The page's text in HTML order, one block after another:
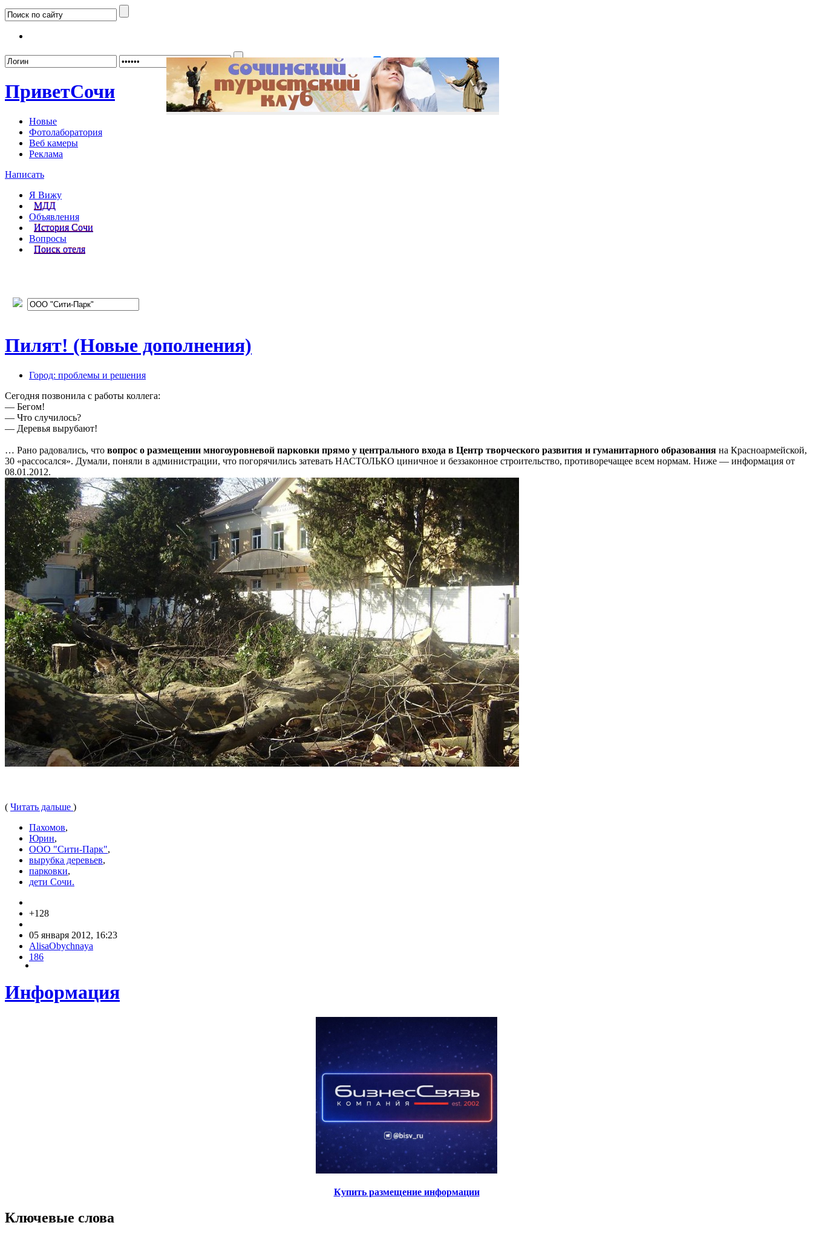
Забыли пароль? Регистрация
ПриветСочи
Новые
Фотолаборатория
Веб камеры
Реклама
Написать
Я Вижу
МДД
Объявления
История Сочи
Вопросы
Поиск отеля
Пилят! (Новые дополнения)
Город: проблемы и решения
Сегодня позвонила с работы коллега:
— Бегом!
— Что случилось?
— Деревья вырубают!
… Рано радовались, что вопрос о размещении многоуровневой парковки прямо у центрального входа в Центр творческого развития и гуманитарного образования на Красноармейской,
30 «рассосался». Думали, поняли в администрации, что погорячились затевать НАСТОЛЬКО циничное и беззаконное строительство, противоречащее всем нормам. Ниже — информация от
08.01.2012.
( Читать дальше )
Пахомов,
Юрин,
ООО "Сити-Парк",
вырубка деревьев,
парковки,
дети Сочи.
+128
05 января 2012, 16:23
AlisaObychnaya
186
Информация
Купить размещение информации
Ключевые слова